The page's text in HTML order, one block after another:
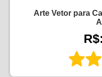
Arte Vetor para